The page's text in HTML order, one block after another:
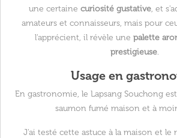
une certaine curiosité gustative, et
amateurs et connaisseurs, mais pour
l'apprécient, il révèle une palette
prestigieuse.
Usage en
En gastronomie, le Lapsang Souchong
saumon fumé maison et à
J'ai testé cette astuce à la maison et le